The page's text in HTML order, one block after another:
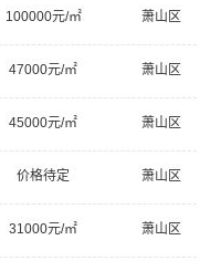
100000元/㎡ 萧山区
47000元/㎡ 萧山区
45000元/㎡ 萧山区
价格待定 萧山区
31000元/㎡ 萧山区